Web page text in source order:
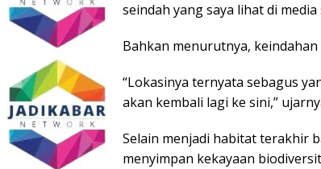
seindah yang saya lihat di media
Bahkan menurutnya,
“Lokasinya ternyata sebagus
akan kembali lagi ke sini,”
Selain menjadi habitat terakhir
menyimpan kekayaan